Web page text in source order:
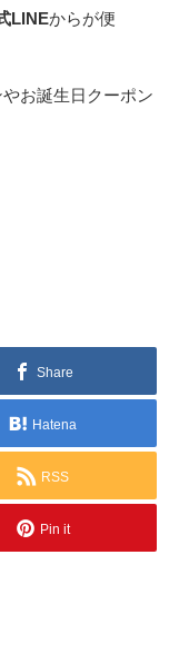
LINEからが便
お誕生日クーポン
Share
Hatena
RSS
Pin it